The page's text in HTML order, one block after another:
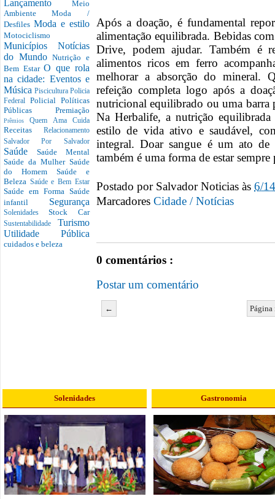
Lançamento Meio
AmbienteModa /
Desfiles Moda e estilo
Motociclismo
Municípios Notícias
do MundoNutrição e
Bem EstarO que rola
na cidade: Eventos e
Música Piscicultura Policia
Federal Policial Políticas
Públicas Premiação
PrêmiosQuem Ama Cuida
Receitas Relacionamento
Salvador Por Salvador
Saúde Saúde Mental
Saúde da Mulher Saúde
do Homem Saúde e
Beleza Saúde e Bem Estar
Saúde em Forma Saúde
infantil Segurança
SolenidadesStock Car
Sustentabilidade Turismo
Utilidade Pública
cuidados e beleza
Após a doação, é fundamental
alimentação equilibrada. Bebidas
Drive, podem ajudar. Também é
alimentos ricos em ferro
melhorar a absorção do mineral.
refeição completa logo após a
nutricional equilibrado ou uma barra
Na Herbalife, a nutrição
estilo de vida ativo e saudável,
integral. Doar sangue é um ato
também é uma forma de estar
Postado por Salvador Noticias às 6/
Marcadores Cidade / Notícias
0 comentários :
Postar um comentário
←
Solenidades Gastronomia